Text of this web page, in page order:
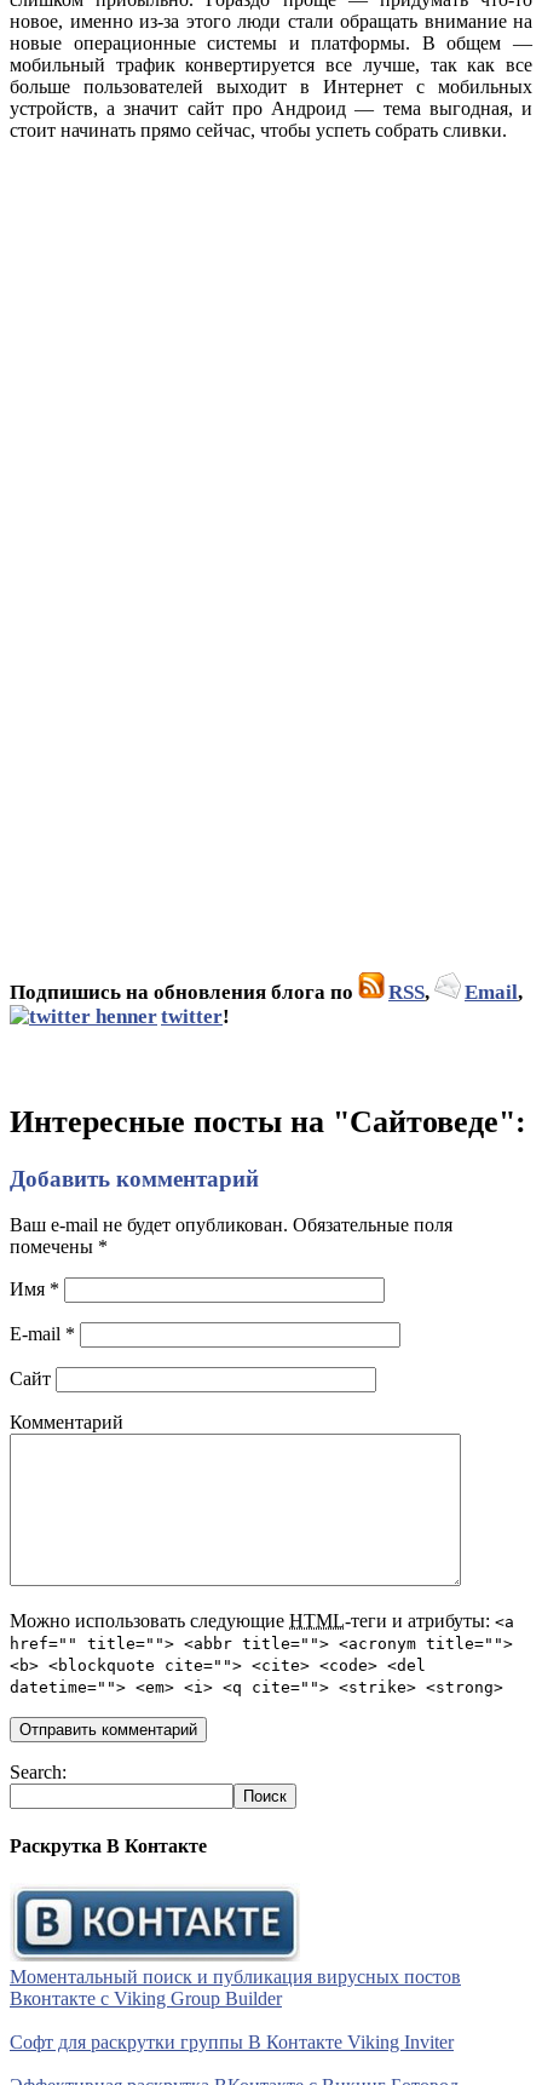
новое, именно из-за этого люди стали обращать внимание на
новые операционные системы и платформы. В общем —
мобильный трафик конвертируется все лучше, так как все
больше пользователей выходит в Интернет с мобильных
устройств, а значит сайт про Андроид — тема выгодная, и
стоит начинать прямо сейчас, чтобы успеть собрать сливки.
Подпишись на обновления блога по RSS, Email,
twitter!
Интересные посты на "Сайтоведе":
Добавить комментарий
Ваш e-mail не будет опубликован. Обязательные поля
помечены *
Имя *
E-mail *
Сайт
Комментарий
Можно использовать следующие HTML-теги и атрибуты: <a
href="" title=""> <abbr title=""> <acronym title="">
<b> <blockquote cite=""> <cite> <code> <del
datetime=""> <em> <i> <q cite=""> <strike> <strong>
Search:
Раскрутка В Контакте
Моментальный поиск и публикация вирусных постов
Вконтакте с Viking Group Builder
Софт для раскрутки группы В Контакте Viking Inviter